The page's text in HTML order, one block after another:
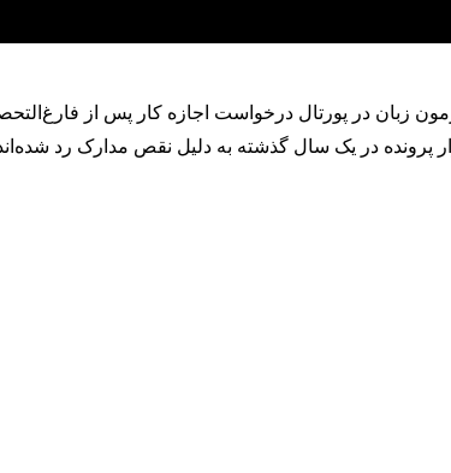
زبان در پورتال درخواست اجازه کار پس از
پرونده در یک سال گذشته به دلیل نقص مدارک رد